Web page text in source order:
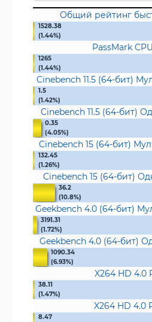
Общий рейтинг
1528.38
(1.44%)
PassMark
1265
(1.44%)
Cinebench 11.5 (64-бит)
1.5
(1.42%)
Cinebench 11.5 (64-бит)
0.35
(4.05%)
Cinebench 15 (64-бит)
132.45
(1.26%)
Cinebench 15 (64-бит)
36.2
(10.8%)
Geekbench 4.0 (64-бит)
3191.31
(1.72%)
Geekbench 4.0 (64-бит)
1090.34
(6.93%)
X264 HD 4.0
38.11
(1.47%)
X264 HD 4.0
8.47